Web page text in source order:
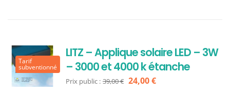
Tarif
subventionné
LITZ – Applique solaire LED – 3W
– 3000 et 4000 k étanche
Prix public : 39,00€ Le
24,00€Le